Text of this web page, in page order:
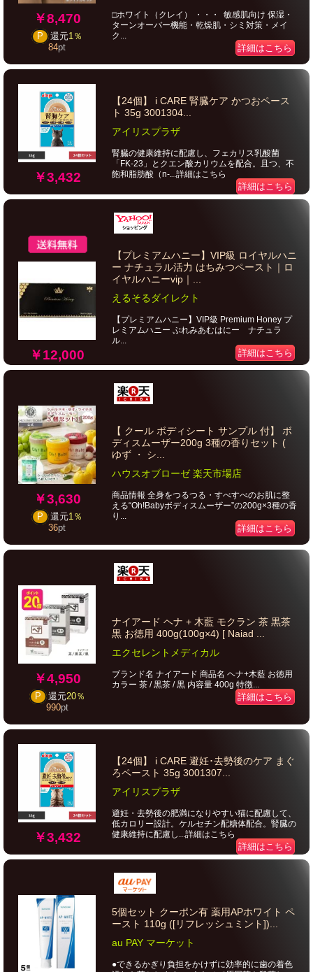
￥8,470
P 還元1％
84pt
□ホワイト（クレイ） ・・・ 敏感肌向け 保湿・
ターンオーバー機能・乾燥肌・シミ対策・メイ
ク...
詳細はこちら
￥3,432
【24個】 i CARE 腎臓ケア かつおペース
ト 35g 3001304...
アイリスプラザ
腎臓の健康維持に配慮し、フェカリス乳酸菌
「FK-23」とクエン酸カリウムを配合。且つ、不
飽和脂肪酸（n-...詳細はこちら
詳細はこちら
￥12,000
【プレミアムハニー】VIP級 ロイヤルハニ
ー ナチュラル活力 はちみつペースト｜ロ
イヤルハニーvip｜...
えるそるダイレクト
【プレミアムハニー】VIP級 Premium Honey プ
レミアムハニー ぷれみあむはにー ナチュラ
ル...
詳細はこちら
￥3,630
P 還元1％
36pt
【 クール ボディシート サンプル 付】 ボ
ディスムーザー200g 3種の香りセット (
ゆず ・ シ...
ハウスオブローゼ 楽天市場店
商品情報 全身をつるつる・すべすべのお肌に整
える“Oh!Babyボディスムーザー”の200g×3種の香
り...
詳細はこちら
￥4,950
P 還元20％
990pt
ナイアード ヘナ + 木藍 モクラン 茶 黒茶
黒 お徳用 400g(100g×4) [ Naiad ...
エクセレントメディカル
ブランド名 ナイアード 商品名 ヘナ+木藍 お徳用
カラー 茶 / 黒茶 / 黒 内容量 400g 特徴...
詳細はこちら
￥3,432
【24個】 i CARE 避妊･去勢後のケア まぐ
ろペースト 35g 3001307...
アイリスプラザ
避妊・去勢後の肥満になりやすい猫に配慮して、
低カロリー設計。ケルセチン配糖体配合。腎臓の
健康維持に配慮し...詳細はこちら
詳細はこちら
5個セット クーポン有 薬用APホワイト ペ
ースト 110g ([リフレッシュミント])...
au PAY マーケット
●できるかぎり負担をかけずに効率的に歯の着色